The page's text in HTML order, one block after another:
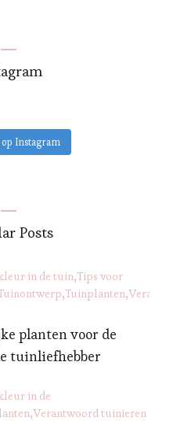
Instagram
Posts
in de tuin Tips voor
Tuinplanten
planten voor de
tuinliefhebber
in de
Verantwoord tuinieren